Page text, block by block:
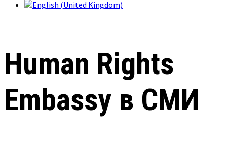
Human Rights
Embassy в СМИ